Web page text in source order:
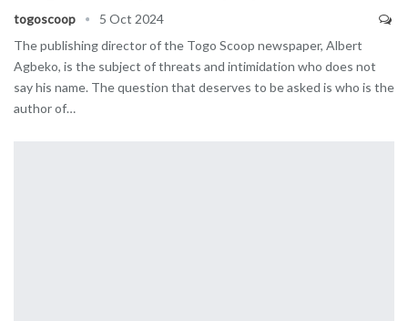
togoscoop
5 Oct 2024
The publishing director of the Togo Scoop newspaper, Albert
Agbeko, is the subject of threats and intimidation who does not
say his name. The question that deserves to be asked is who is the
author of…